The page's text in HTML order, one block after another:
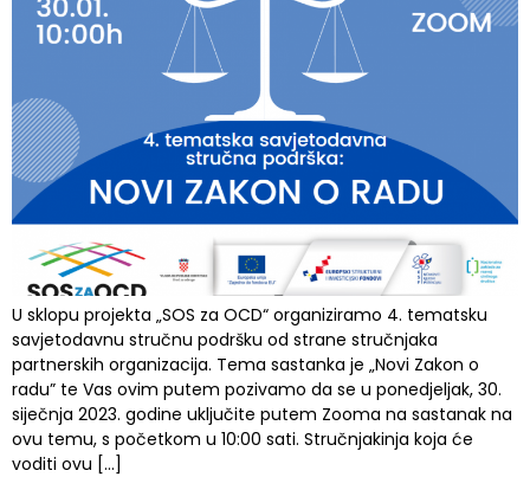
U sklopu projekta „SOS za OCD“ organiziramo 4. tematsku
savjetodavnu stručnu podršku od strane stručnjaka
partnerskih organizacija. Tema sastanka je „Novi Zakon o
radu” te Vas ovim putem pozivamo da se u ponedjeljak, 30.
siječnja 2023. godine uključite putem Zooma na sastanak na
ovu temu, s početkom u 10:00 sati. Stručnjakinja koja će
voditi ovu […]